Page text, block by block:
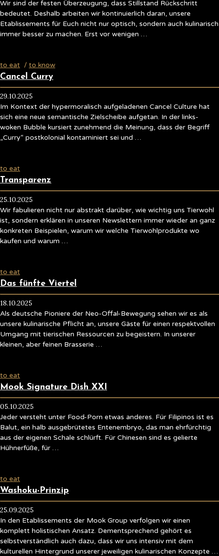
Wir sind der festen Überzeugung, dass Stillstand Rückschritt
bedeutet. Deshalb arbeiten wir kontinuierlich daran, unsere
Etablissements für Euch nicht nur optisch, sondern auch kulinarisch
immer besser zu machen. Erst vor wenigen …
to eat / to know
Cancel Curry
29.10.2025
Im Kontext der hypermoralisch aufgeladenen Cancel Culture hat
sich eine neue semantische Zielscheibe aufgetan. In der links-
woken Bubble kursiert zunehmend die Meinung, dass der Begriff
„Curry“ postkolonial kontaminiert sei und …
to eat
Transparenz
25.10.2025
Wir fabulieren nicht nur abstrakt darüber, wie wichtig uns Tierwohl
ist, sondern erklären in unseren Newslettern immer wieder an ganz
konkreten Beispielen, warum wir welche Tierwohlprodukte wo
kaufen und warum …
to eat
Das fünfte Viertel
18.10.2025
Als deutsche Pioniere der Neo-Offal-Bewegung sehen wir es als
unsere kulinarische Pflicht an, unsere Gäste für einen respektvollen
Umgang mit tierischen Ressourcen zu begeistern. In unserer
kleinen, aber feinen Brasserie …
to eat
Mook Signature Dish XXI
05.10.2025
Jeder versteht unter Food-Porn etwas anderes. Für Filipinos ist es
Balut, ein halb ausgebrütetes Entenembryo, das man ehrfürchtig
aus der eigenen Schale schlürft. Für Chinesen sind es gelierte
Hühnerfüße, für …
to eat
Washoku-Prinzip
25.09.2025
In den Etablissements der Mook Group verfolgen wir einen
komplett holistischen Ansatz. Dementsprechend gehört es
selbstverständlich auch dazu, dass wir uns intensiv mit dem
kulturellen Hintergrund unserer jeweiligen kulinarischen Konzepte …